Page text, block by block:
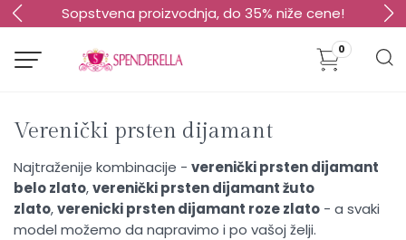
Sopstvena proizvodnja, do 35% niže cene!
0
Verenički prsten dijamant
Najtraženije kombinacije - verenički prsten dijamant
belo zlato,verenički prsten dijamant žuto
zlato,verenicki prsten dijamant roze zlato - a svaki
model možemo da napravimo i po vašoj želji.